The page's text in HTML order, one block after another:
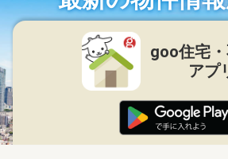
goo住宅
アプ